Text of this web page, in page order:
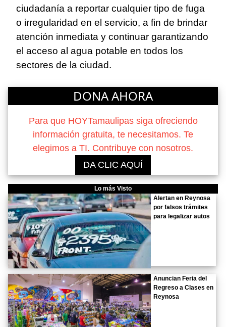
ciudadanía a reportar cualquier tipo de fuga
o irregularidad en el servicio, a fin de brindar
atención inmediata y continuar garantizando
el acceso al agua potable en todos los
sectores de la ciudad.
DONA AHORA
Para que HOYTamaulipas siga ofreciendo
información gratuita, te necesitamos. Te
elegimos a TI. Contribuye con nosotros.
DA CLIC AQUÍ
Lo más Visto
Alertan en Reynosa
por falsos trámites
para legalizar autos
Anuncian Feria del
Regreso a Clases en
Reynosa